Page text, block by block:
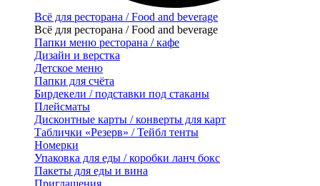
Всё для ресторана / Food and beverage
Всё для ресторана / Food and beverage
Папки меню ресторана / кафе
Дизайн и верстка
Детское меню
Папки для счёта
Бирдекели / подставки под стаканы
Плейсматы
Дисконтные карты / конверты для карт
Таблички «Резерв» / Тейбл тенты
Номерки
Упаковка для еды / коробки ланч бокс
Пакеты для еды и вина
Приглашения